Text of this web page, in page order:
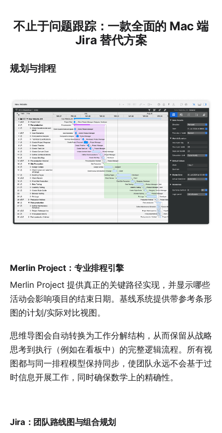
不止于问题跟踪：一款全面的 Mac 端
Jira 替代方案
规划与排程
Merlin Project：专业排程引擎
Merlin Project 提供真正的关键路径实现，并显示哪些
活动会影响项目的结束日期。 基线系统提供带参考条形
图的计划/实际对比视图。
思维导图会自动转换为工作分解结构 ，从而保留从战略
思考到执行（例如在看板中）的完整逻辑流程。所有视
图都与同一排程模型保持同步，使团队永远不会基于过
时信息开展工作，同时确保数学上的精确性。
Jira：团队路线图与组合规划